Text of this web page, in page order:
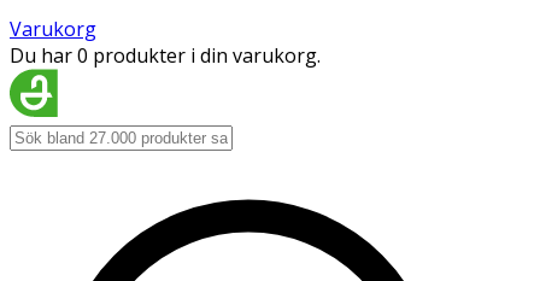
Varukorg
Du har 0 produkter i din varukorg.